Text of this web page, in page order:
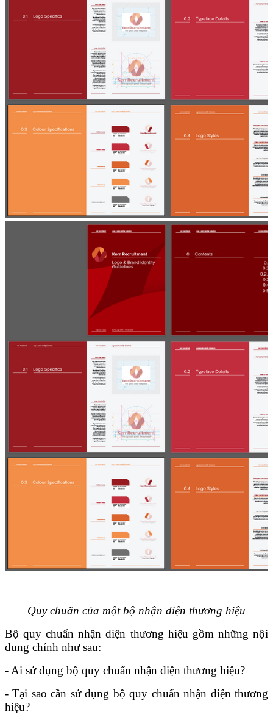
Quy chuẩn của một bộ nhận diện thương hiệu
Bộ quy chuẩn nhận diện thương hiệu gồm những nội
dung chính như sau:
- Ai sử dụng bộ quy chuẩn nhận diện thương hiệu?
- Tại sao cần sử dụng bộ quy chuẩn nhận diện thương
hiệu?